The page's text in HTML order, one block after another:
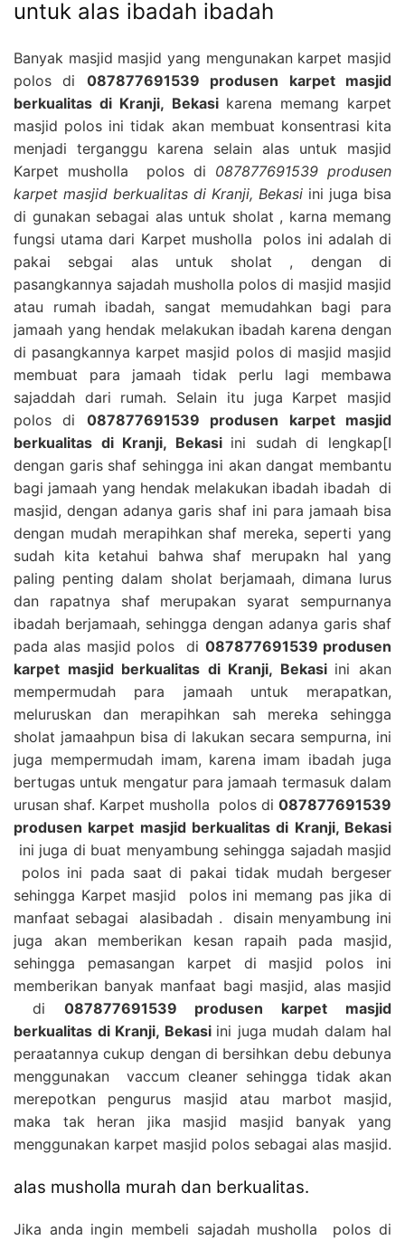
untuk alas ibadah ibadah
Banyak masjid masjid yang mengunakan karpet masjid
polos di 087877691539 produsen karpet masjid
berkualitas di Kranji, Bekasi karena memang karpet
masjid polos ini tidak akan membuat konsentrasi kita
menjadi terganggu karena selain alas untuk masjid
Karpet musholla polos di 087877691539 produsen
karpet masjid berkualitas di Kranji, Bekasi ini juga bisa
di gunakan sebagai alas untuk sholat , karna memang
fungsi utama dari Karpet musholla polos ini adalah di
pakai sebgai alas untuk sholat , dengan di
pasangkannya sajadah musholla polos di masjid masjid
atau rumah ibadah, sangat memudahkan bagi para
jamaah yang hendak melakukan ibadah karena dengan
di pasangkannya karpet masjid polos di masjid masjid
membuat para jamaah tidak perlu lagi membawa
sajaddah dari rumah. Selain itu juga Karpet masjid
polos di 087877691539 produsen karpet masjid
berkualitas di Kranji, Bekasi ini sudah di lengkap[I
dengan garis shaf sehingga ini akan dangat membantu
bagi jamaah yang hendak melakukan ibadah ibadah di
masjid, dengan adanya garis shaf ini para jamaah bisa
dengan mudah merapihkan shaf mereka, seperti yang
sudah kita ketahui bahwa shaf merupakn hal yang
paling penting dalam sholat berjamaah, dimana lurus
dan rapatnya shaf merupakan syarat sempurnanya
ibadah berjamaah, sehingga dengan adanya garis shaf
pada alas masjid polos di 087877691539 produsen
karpet masjid berkualitas di Kranji, Bekasi ini akan
mempermudah para jamaah untuk merapatkan,
meluruskan dan merapihkan sah mereka sehingga
sholat jamaahpun bisa di lakukan secara sempurna, ini
juga mempermudah imam, karena imam ibadah juga
bertugas untuk mengatur para jamaah termasuk dalam
urusan shaf. Karpet musholla polos di 087877691539
produsen karpet masjid berkualitas di Kranji, Bekasi
ini juga di buat menyambung sehingga sajadah masjid
polos ini pada saat di pakai tidak mudah bergeser
sehingga Karpet masjid polos ini memang pas jika di
manfaat sebagai alasibadah . disain menyambung ini
juga akan memberikan kesan rapaih pada masjid,
sehingga pemasangan karpet di masjid polos ini
memberikan banyak manfaat bagi masjid, alas masjid
di 087877691539 produsen karpet masjid
berkualitas di Kranji, Bekasi ini juga mudah dalam hal
peraatannya cukup dengan di bersihkan debu debunya
menggunakan vaccum cleaner sehingga tidak akan
merepotkan pengurus masjid atau marbot masjid,
maka tak heran jika masjid masjid banyak yang
menggunakan karpet masjid polos sebagai alas masjid.
alas musholla murah dan berkualitas.
Jika anda ingin membeli sajadah musholla polos di